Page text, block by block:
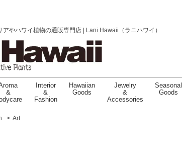
やハワイ植物の通販専門店 | Lani Hawaii（ラニハワイ）
&
Interior
&
Fashion
Hawaiian
Goods
Jewelry
&
Accessories
Seasonal
Goods
> Art